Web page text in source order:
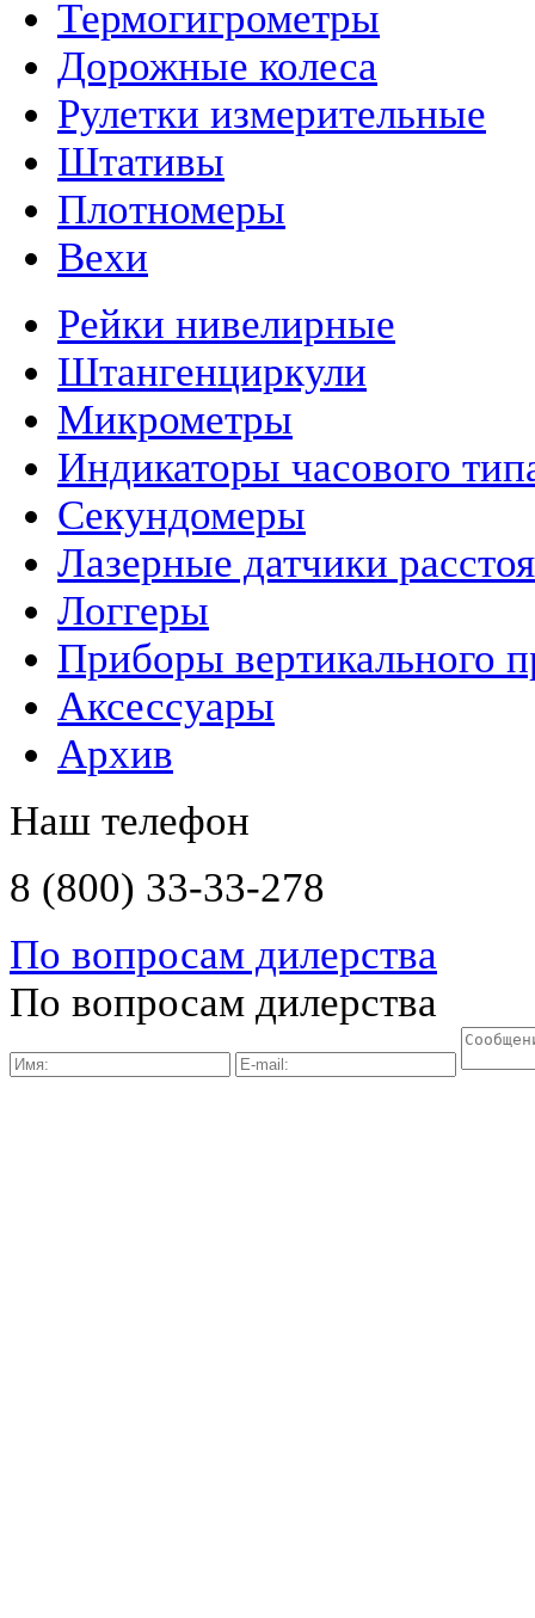
Термогигрометры
Дорожные колеса
Рулетки измерительные
Штативы
Плотномеры
Вехи
Рейки нивелирные
Штангенциркули
Микрометры
Индикаторы часового
Секундомеры
Лазерные датчики
Логгеры
Приборы вертикального
Аксессуары
Архив
Наш телефон
8 (800) 33-33-278
По вопросам дилерства
По вопросам дилерства